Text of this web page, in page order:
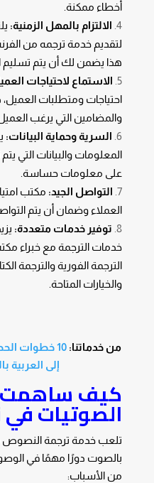
أخطاء ممكنة.
الالتزام بالمهل الزمنية:
لتقديم خدمة ترجمه من
هذا يضمن لك أن يتم تسليم
الاستماع لاحتياجات
احتياجات ومتطلبات
والمضامين التي يرغب العميل
السرية وحماية البيانات:
المعلومات والبيانات التي
على معلومات حساسة.
التواصل الجيد: مكتب
العملاء وضمان أن يتم
توفير خدمات متعددة:
خدمات الترجمة مع خبراء
الترجمة الفورية والترجمة
والخيارات المتاحة.
من خدماتنا:
10 خطوات
إلى العربية
كيف ساهمت
الصوتياتفي
تلعب خدمة ترجمة النصوص
بالصوت دورًا مهمًا في
من الأسباب: